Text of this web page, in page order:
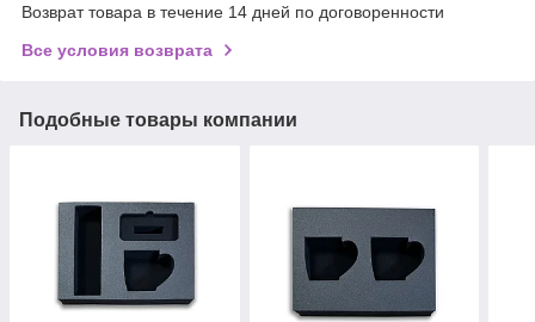
Возврат товара в течение 14 дней по договоренности
Все условия возврата
Подобные товары компании